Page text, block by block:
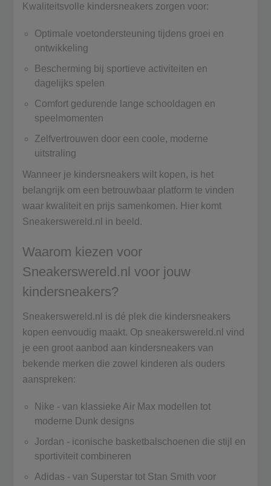
Kwaliteitsvolle kindersneakers zorgen voor:
Optimale voetondersteuning tijdens groei en
ontwikkeling
Bescherming bij sportieve activiteiten en
dagelijks spelen
Comfort gedurende lange schooldagen en
speelmomenten
Zelfvertrouwen door een coole, moderne
uitstraling
Wanneer je kindersneakers wilt kopen, is het
belangrijk om een betrouwbaar platform te vinden
waar kwaliteit en prijs samenkomen. Hier komt
Sneakerswereld.nl in beeld.
Waarom kiezen voor
Sneakerswereld.nl voor jouw
kindersneakers?
Sneakerswereld.nl is dé plek die kindersneakers
kopen eenvoudig maakt. Op sneakerswereld.nl vind
je een groot aanbod aan kindersneakers van
bekende merken die zowel kinderen als ouders
aanspreken:
Nike - van klassieke Air Max modellen tot
moderne Dunk designs
Jordan - iconische basketbalschoenen die stijl en
sportiviteit combineren
Adidas - van Superstar tot Stan Smith voor